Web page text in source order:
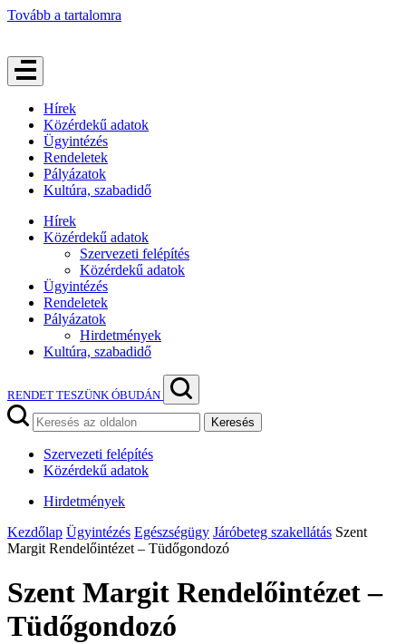
Tovább a tartalomra
Hírek
Közérdekű adatok
Ügyintézés
Rendeletek
Pályázatok
Kultúra, szabadidő
Hírek
Közérdekű adatok
Szervezeti felépítés
Közérdekű adatok
Ügyintézés
Rendeletek
Pályázatok
Hirdetmények
Kultúra, szabadidő
RENDET TESZÜNK ÓBUDÁN
Keresés
Szervezeti felépítés
Közérdekű adatok
Hirdetmények
Kezdőlap Ügyintézés Egészségügy Járóbeteg szakellátás Szent
Margit Rendelőintézet – Tüdőgondozó
Szent Margit Rendelőintézet –
Tüdőgondozó